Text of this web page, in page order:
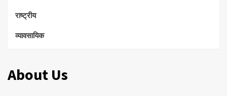
राष्ट्रीय
व्यावसायिक
About Us